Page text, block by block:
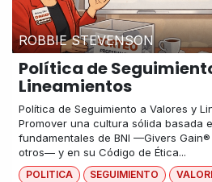
ROBBIE STEVENSON
Política de
Lineamientos
Política de Seguimiento a Valores y
Promover una cultura sólida basada
fundamentales de BNI —Givers
otros— y en su Código de Ética...
POLITICA SEGUIMIENTO